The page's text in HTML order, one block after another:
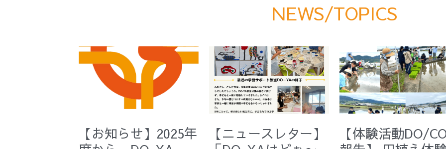
NEWS/TOPICS
【お知らせ】2025年
【ニュースレター】
【体験活動DO/